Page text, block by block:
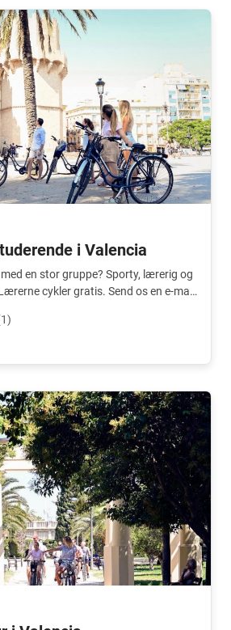
i Valencia
en stor gruppe? Sporty, lærerig og
cykler gratis. Send os en e-mail